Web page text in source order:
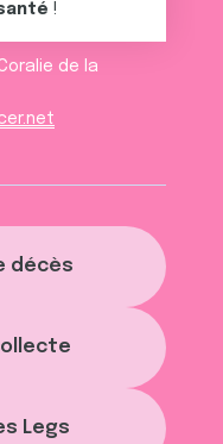
décès
Legs
!
de la